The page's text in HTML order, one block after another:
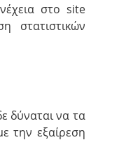
στο site
στατιστικών
δύναται να τα
την εξαίρεση